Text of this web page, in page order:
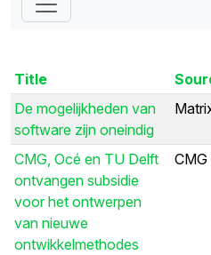
Title
De mogelijkheden van
software zijn oneindig
CMG, Océ en TU Delft
ontvangen subsidie
voor het ontwerpen
van nieuwe
ontwikkelmethodes